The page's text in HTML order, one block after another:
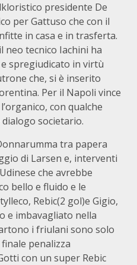
presidente De
per Gattuso che con il
in casa e in trasferta.
neo tecnico Iachini ha
spregiudicato in virtù
che, si è inserito
Per il Napoli vince
con qualche
societario.
tra papera
di Larsen e, interventi
che avrebbe
bello e fluido e le
Rebic(2 gol)e Gigio,
e imbavagliato nella
i friulani sono solo
penalizza
con un super Rebic